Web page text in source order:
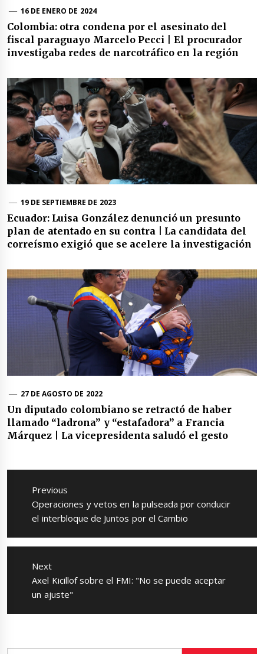
16 DE ENERO DE 2024
Colombia: otra condena por el asesinato del
fiscal paraguayo Marcelo Pecci | El procurador
investigaba redes de narcotráfico en la región
19 DE SEPTIEMBRE DE 2023
Ecuador: Luisa González denunció un presunto
plan de atentado en su contra | La candidata del
correísmo exigió que se acelere la investigación
27 DE AGOSTO DE 2022
Un diputado colombiano se retractó de haber
llamado “ladrona” y “estafadora” a Francia
Márquez | La vicepresidenta saludó el gesto
Navegación
entradas
Previous
Previous
post:
Operaciones y vetos en la pulseada por conducir
el interbloque de Juntos por el Cambio
Next
Next
post:
Axel Kicillof sobre el FMI: "No se puede aceptar
un ajuste"